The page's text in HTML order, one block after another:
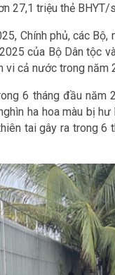
27,1 triệu thẻ
Chính phủ, các
của Bộ Dân tộc
vi cả nước trong năm
6 tháng đầu năm
ha hoa màu bị
tai gây ra trong 6